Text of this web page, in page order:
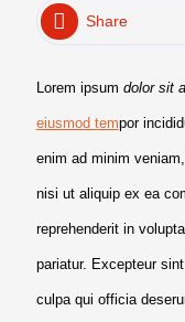
Share
Lorem ipsum dolor sit
eiusmod tempor
enim ad minim
nisi ut aliquip ex ea
reprehenderit in
pariatur. Excepteur
culpa qui officia